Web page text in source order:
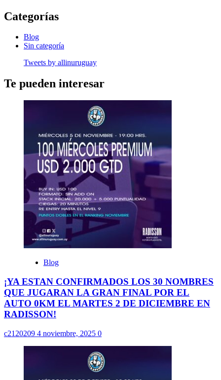
Categorías
Blog
Sin categoría
Tweets by allinuruguay
Te pueden interesar
Blog
¡YA ESTAN CONFIRMADOS LOS 30 NOMBRES
QUE JUGARAN LA GRAN FINAL POR EL
AUTO 0KM EL MARTES 2 DE DICIEMBRE EN
RADISSON!
c2120209 4 noviembre, 2025 0